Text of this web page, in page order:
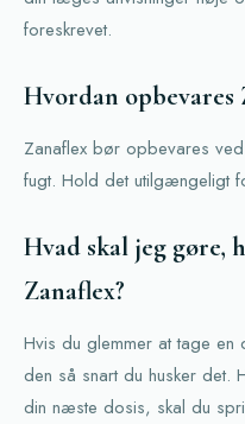
foreskrevet.
Hvordan opbevares
Zanaflex bør opbevares
fugt. Hold det utilgængeligt
Hvad skal jeg gøre,
Zanaflex?
Hvis du glemmer at tage
den så snart du husker det.
din næste dosis, skal du